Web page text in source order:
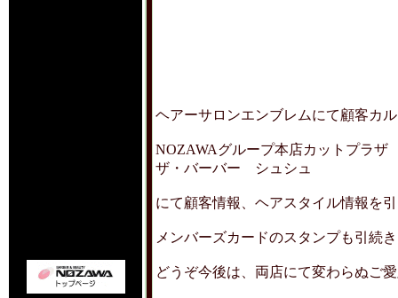
ヘアーサロンエンブレムにて顧客カ
NOZAWAグループ本店カットプラザ
ザ・バーバー シュシュ
にて顧客情報、ヘアスタイル情報を
メンバーズカードのスタンプも引続
どうぞ今後は、両店にて変わらぬご